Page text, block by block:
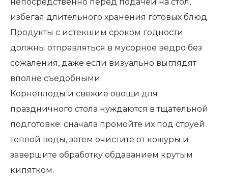
избегая длительного хранения готовых блюд.
Продукты с истекшим сроком годности
должны отправляться в мусорное ведро без
сожаления, даже если визуально выглядят
вполне съедобными.
Корнеплоды и свежие овощи для
праздничного стола нуждаются в тщательной
подготовке: сначала промойте их под струей
теплой воды, затем очистите от кожуры и
завершите обработку обдаванием крутым
кипятком.